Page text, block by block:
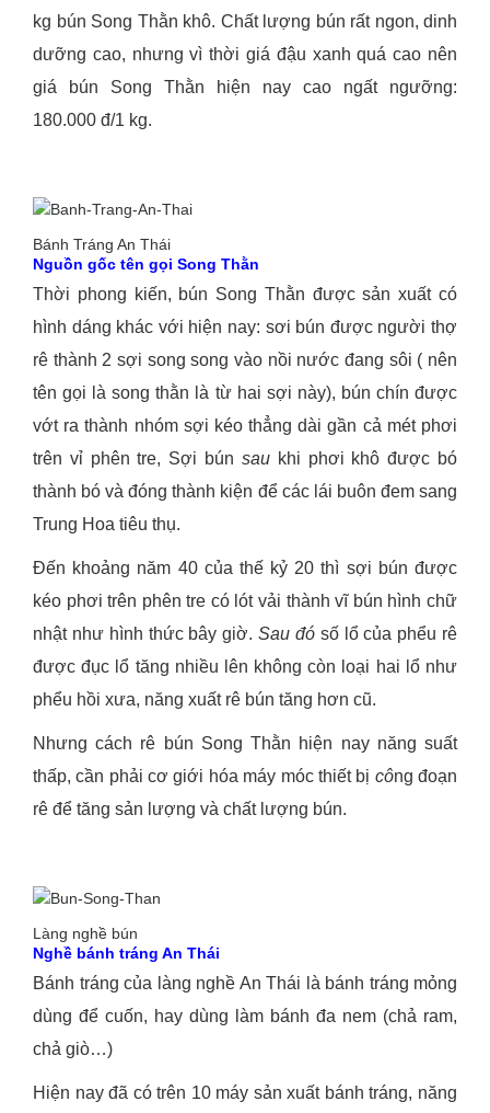
kg bún Song Thằn khô. Chất lượng bún rất ngon, dinh
dưỡng cao, nhưng vì thời giá đậu xanh quá cao nên
giá bún Song Thằn hiện nay cao ngất ngưỡng:
180.000 đ/1 kg.
Bánh Tráng An Thái
Nguồn gốc tên gọi Song Thằn
Thời phong kiến, bún Song Thằn được sản xuất có
hình dáng khác với hiện nay: sơi bún được người thợ
rê thành 2 sợi song song vào nồi nước đang sôi ( nên
tên gọi là song thằn là từ hai sợi này), bún chín được
vớt ra thành nhóm sợi kéo thẳng dài gần cả mét phơi
trên vỉ phên tre, Sợi bún sau khi phơi khô được bó
thành bó và đóng thành kiện để các lái buôn đem sang
Trung Hoa tiêu thụ.
Đến khoảng năm 40 của thế kỷ 20 thì sợi bún được
kéo phơi trên phên tre có lót vải thành vĩ bún hình chữ
nhật như hình thức bây giờ. Sau đó số lổ của phểu rê
được đục lổ tăng nhiều lên không còn loại hai lổ như
phểu hồi xưa, năng xuất rê bún tăng hơn cũ.
Nhưng cách rê bún Song Thằn hiện nay năng suất
thấp, cần phải cơ giới hóa máy móc thiết bị công đoạn
rê để tăng sản lượng và chất lượng bún.
Làng nghề bún
Nghề bánh tráng An Thái
Bánh tráng của làng nghề An Thái là bánh tráng mỏng
dùng để cuốn, hay dùng làm bánh đa nem (chả ram,
chả giò…)
Hiện nay đã có trên 10 máy sản xuất bánh tráng, năng